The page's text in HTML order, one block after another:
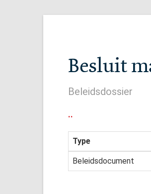
Besluit
Beleidsdossier
..
Type
Beleidsdocument